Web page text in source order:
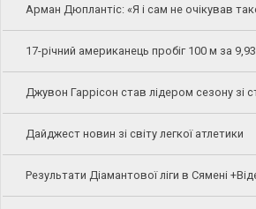
Арман Дюплантіс: «Я і сам не очікував
17-річний американець пробіг 100 м за
Джувон Гаррісон став лідером сезону зі
Дайджест новин зі світу легкої атлетики
Результати Діамантової ліги в Сямені